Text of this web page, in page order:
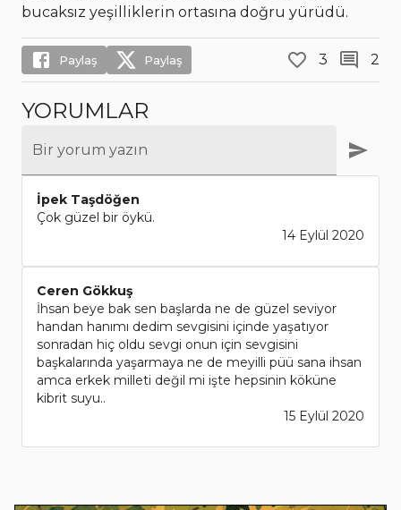
bucaksız yeşilliklerin ortasına doğru yürüdü.
Paylaş Paylaş 3 2
YORUMLAR
Bir yorum yazın
İpek Taşdöğen
Çok güzel bir öykü.
14 Eylül 2020
Ceren Gökkuş
İhsan beye bak sen başlarda ne de güzel seviyor
handan hanımı dedim sevgisini içinde yaşatıyor
sonradan hiç oldu sevgi onun için sevgisini
başkalarında yaşarmaya ne de meyilli püü sana ihsan
amca erkek milleti değil mi işte hepsinin köküne
kibrit suyu..
15 Eylül 2020